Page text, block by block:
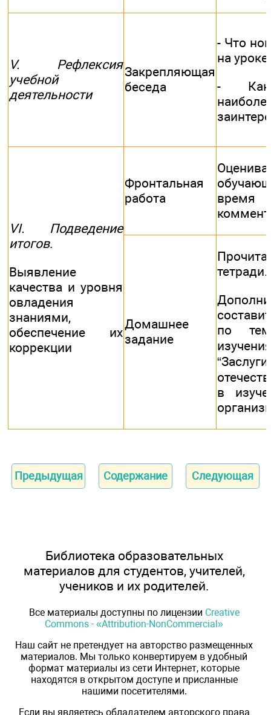
V. Рефлексия
учебной
деятельности
Закрепляющая
беседа
- Что
на
-
VI. Подведение
итогов.
Выявление
качества и уровня
овладения
знаниями,
обеспечение их
коррекции
Фронтальная
работа
Домашнее
задание
тетради.
по
“Заслуги
в
Предыдущая Содержание Следующая
Библиотека образовательных
материалов для студентов, учителей,
учеников и их родителей.
Все материалы доступны по лицензии Creative
Commons - «Attribution-NonCommercial»
Наш сайт не претендует на авторство размещенных
материалов. Мы только конвертируем в удобный
формат материалы из сети Интернет, которые
находятся в открытом доступе и присланные
нашими посетителями.
Если вы являетесь обладателем авторского права